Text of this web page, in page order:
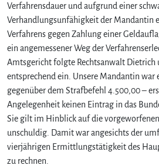
Verfahrensdauer und aufgrund einer
Verhandlungsunfähigkeit der Mandantin
Verfahrens gegen Zahlung einer
ein angemessener Weg der
Amtsgericht folgte Rechtsanwalt Dietrich
entsprechend ein. Unsere Mandantin war
gegenüber dem Strafbefehl 4.500,00 –
Angelegenheit keinen Eintrag in das
Sie gilt im Hinblick auf die
unschuldig. Damit war angesichts der
vierjährigen Ermittlungstätigkeit des
zu rechnen.